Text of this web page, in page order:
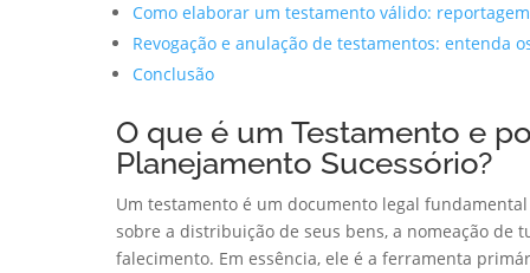
Como elaborar um testamento válido:
Revogação e anulação de testamentos: entenda
Conclusão
O que é um Testamento e
Planejamento Sucessório?
Um testamento é um documento legal
sobre a distribuição de seus bens, a nomeação de
falecimento. Em essência, ele é a ferramenta